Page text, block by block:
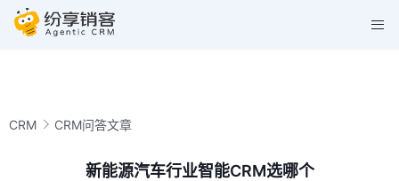
CRM CRM问答文章
新能源汽车行业智能CRM选哪个